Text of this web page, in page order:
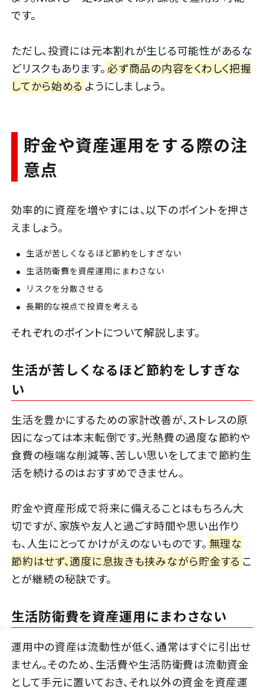
です。
ただし、投資には元本割れが生じる可能性があるな
どリスクもあります。 必ず商品の内容をくわしく把握
してから始める ようにしましょう。
貯金や資産運用をする際の注
意点
効率的に資産を増やすには、以下のポイントを押さ
えましょう。
生活が苦しくなるほど節約をしすぎない
生活防衛費を資産運用にまわさない
リスクを分散させる
長期的な視点で投資を考える
それぞれのポイントについて解説します。
生活が苦しくなるほど節約をしすぎな
い
生活を豊かにするための家計改善が、ストレスの原
因になっては本末転倒です。光熱費の過度な節約や
食費の極端な削減等、苦しい思いをしてまで節約生
活を続けるのはおすすめできません。
貯金や資産形成で将来に備えることはもちろん大
切ですが、家族や友人と過ごす時間や思い出作り
も、人生にとってかけがえのないものです。 無理な
節約はせず、適度に息抜きも挟みながら貯金する こ
とが継続の秘訣です。
生活防衛費を資産運用にまわさない
運用中の資産は流動性が低く、通常はすぐに引出せ
ません。そのため、生活費や生活防衛費は流動資金
として手元に置いておき、それ以外の資金を資産運